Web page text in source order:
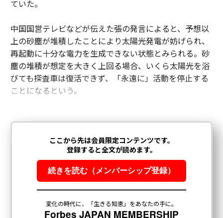
ていた。
中国国営テレビなどが伝えた張の発言によると、予想以
上の砂塵が堆積したことにより太陽光発電が妨げられ、
再起動に十分な電力を生成できない状態とみられる。砂
塵の堆積が想定を大きく上回る場合、いくら太陽光を浴
びても探査車は復活できず、「永遠に」活動を停止する
ことになるという。